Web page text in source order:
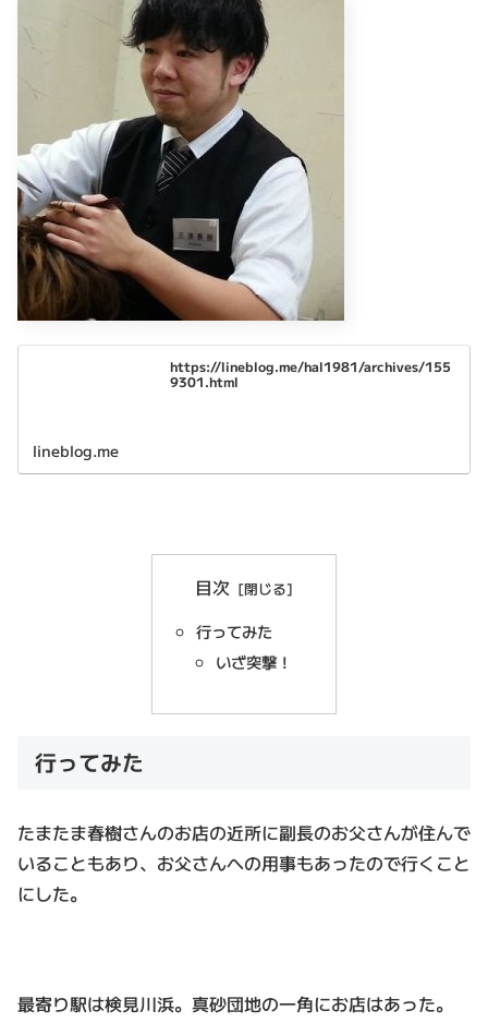
https://lineblog.me/hal1981/archives/155
9301.html
lineblog.me
目次
行ってみた
いざ突撃！
行ってみた
たまたま春樹さんのお店の近所に副長のお父さんが住んで
いることもあり、お父さんへの用事もあったので行くこと
にした。
最寄り駅は検見川浜。真砂団地の一角にお店はあった。